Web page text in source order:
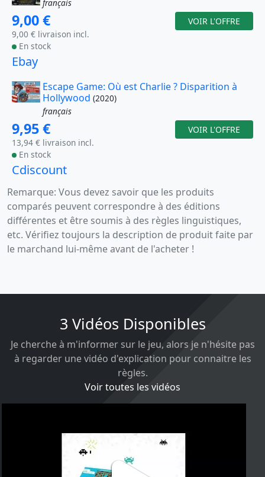
français
9,00 €
9,00 € livraison incl.
En stock
VOIR L'OFFRE
Ebay
Escape Game: Où est Charlie ? Disparition à
Hollywood (2020)
français
9,95 €
13,94 € livraison incl.
En stock
VOIR L'OFFRE
Cdiscount
Remarque: Vous devez savoir que les produits
comparés peuvent correspondre à des éditions
différentes et être soumis à des règles linguistiques,
etc. Vérifiez toujours la description de produit faite par
le marchand lui-même avant de l'acheter !
3 Vidéos Disponibles
Je cherche à m'informer sur le jeu, alors je n'hésite pas
à regarder une vidéo d'explication pour connaitre les
règles.
Voir toutes les vidéos